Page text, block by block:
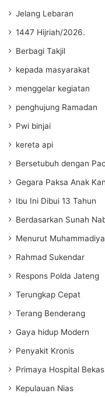
Jelang Lebaran
1447 Hijriah/2026.
Berbagi Takjil
kepada masyarakat
menggelar kegiatan
penghujung Ramadan
Pwi binjai
kereta api
Bersetubuh dengan
Gegara Paksa Anak
Ibu Ini Dibui 13 Tahun
Berdasarkan Sunah
Menurut
Rahmad Sukendar
Respons Polda Jateng
Terungkap Cepat
Terang Benderang
Gaya hidup Modern
Penyakit Kronis
Primaya Hospital
Kepulauan Nias